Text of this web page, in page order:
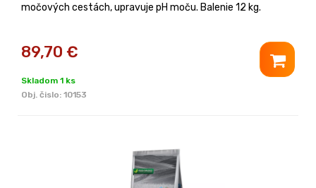
močových cestách, upravuje pH moču. Balenie 12 kg.
89,70 €
Skladom 1 ks
Obj. čislo: 10153